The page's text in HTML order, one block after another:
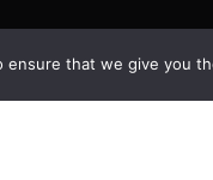
ensure that we give you